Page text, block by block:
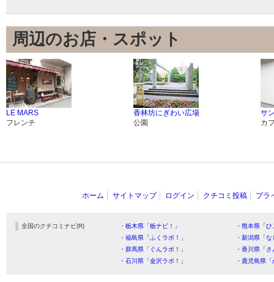
周辺のお店・スポット
LE MARS
フレンチ
香林坊にぎわい広場
公園
サ
カ
ホーム サイトマップ ログイン クチコミ投稿 プラ
全国のクチコミナビ(R) ・栃木県「栃ナビ！」
・熊本県「
・福島県「ふくラボ！」
・新潟県「
・群馬県「ぐんラボ！」
・香川県「
・石川県「金沢ラボ！」
・鹿児島県